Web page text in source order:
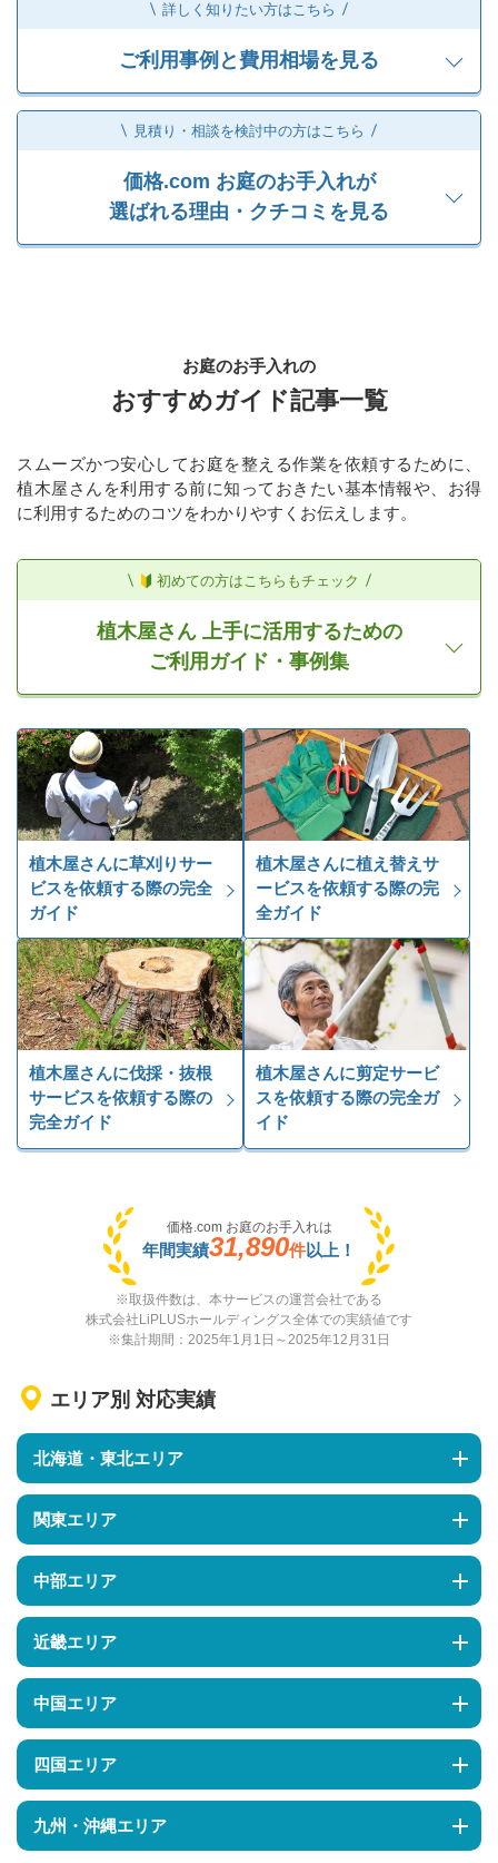
詳しく知りたい方はこちら
ご利用事例と費用相場を見る
見積り・相談を検討中の方はこちら
価格.com お庭のお手入れが
選ばれる理由・クチコミを見る
お庭のお手入れの
おすすめガイド記事一覧
スムーズかつ安心してお庭を整える作業を依頼するために、
植木屋さんを利用する前に知っておきたい基本情報や、お得
に利用するためのコツをわかりやすくお伝えします。
初めての方はこちらもチェック
植木屋さん 上手に活用するための
ご利用ガイド・事例集
植木屋さんに草刈りサー
ビスを依頼する際の完全
ガイド
植木屋さんに植え替えサ
ービスを依頼する際の完
全ガイド
植木屋さんに伐採・抜根
サービスを依頼する際の
完全ガイド
植木屋さんに剪定サービ
スを依頼する際の完全ガ
イド
価格.com お庭のお手入れは
年間実績31,890件以上！
※取扱件数は、本サービスの運営会社である
株式会社LiPLUSホールディングス全体での実績値です
※集計期間：2025年1月1日～2025年12月31日
エリア別 対応実績
北海道・東北エリア
関東エリア
中部エリア
近畿エリア
中国エリア
四国エリア
九州・沖縄エリア